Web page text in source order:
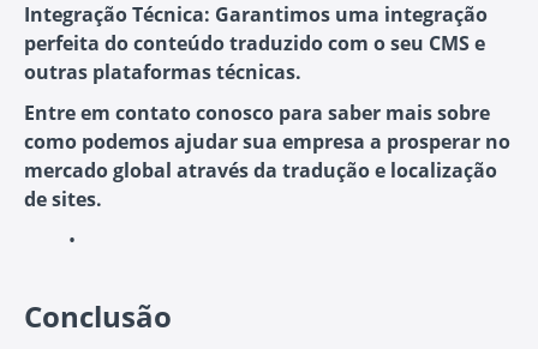
Integração Técnica: Garantimos uma integração
perfeita do conteúdo traduzido com o seu CMS e
outras plataformas técnicas.
Entre em contato conosco para saber mais sobre
como podemos ajudar sua empresa a prosperar no
mercado global através da tradução e localização
de sites.
Conclusão